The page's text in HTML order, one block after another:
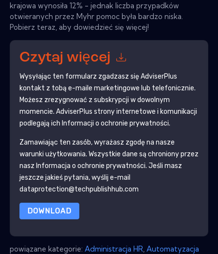
krajowa wynosiła 12% - jednak liczba przypadków
otwieranych przez Myhr pomoc była bardzo niska.
Pobierz teraz, aby dowiedzieć się więcej!
Czytaj więcej
Wysyłając ten formularz zgadzasz sięAdviserPlus
kontakt z tobą e-maile marketingowe lub telefonicznie.
Możesz zrezygnować z subskrypcji w dowolnym
momencie. AdviserPlus strony internetowe i komunikacji
podlegają ich Informacji o ochronie prywatności.
Zamawiając ten zasób, wyrażasz zgodę na nasze
warunki użytkowania. Wszystkie dane są chroniony przez
nasz Informacja o ochronie prywatności. Jeśli masz
jeszcze jakieś pytania, wyślij e-mail
dataprotection@techpublishhub.com
DOWNLOAD
powiązane kategorie: Administracja HR Automatyzacja